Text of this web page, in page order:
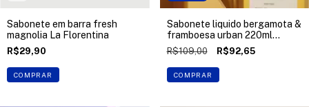
Sabonete em barra fresh
magnolia La Florentina
R$29,90
COMPRAR
Sabonete liquido bergamota &
framboesa urban 220ml
Lenvie
R$109,00 R$92,65
COMPRAR